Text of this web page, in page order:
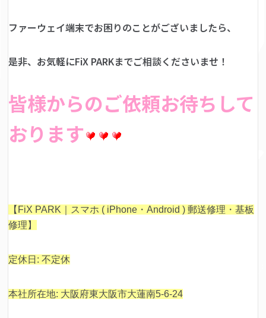
ファーウェイ端末でお困りのことがございましたら、
是非、お気軽にFiX PARKまでご相談くださいませ！
皆様からのご依頼お待ちして
おります
【FiX PARK｜スマホ ( iPhone・Android ) 郵送修理・基板
修理】
定休日: 不定休
本社所在地: 大阪府東大阪市大蓮南5-6-24